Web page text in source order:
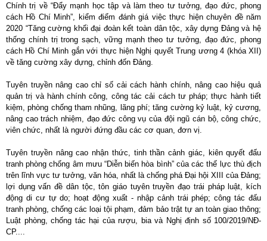
Chính trị về “Đẩy mạnh học tập và làm theo tư tưởng, đạo đức, phong
cách Hồ Chí Minh”, kiểm điểm đánh giá việc thực hiện chuyên đề năm
2020 “Tăng cường khối đại đoàn kết toàn dân tộc, xây dựng Đảng và hệ
thống chính trị trong sạch, vững mạnh theo tư tưởng, đạo đức, phong
cách Hồ Chí Minh gắn với thực hiện Nghị quyết Trung ương 4 (khóa XII)
về tăng cường xây dựng, chỉnh đốn Đảng.
Tuyên truyền nâng cao chỉ số cải cách hành chính, nâng cao hiệu quả
quản trị và hành chính công, công tác cải cách tư pháp; thực hành tiết
kiệm, phòng chống tham nhũng, lãng phí; tăng cường kỷ luật, kỷ cương,
nâng cao trách nhiệm, đạo đức công vụ của đội ngũ cán bộ, công chức,
viên chức, nhất là người đứng đầu các cơ quan, đơn vị.
Tuyên truyền nâng cao nhận thức, tinh thần cảnh giác, kiên quyết đấu
tranh phòng chống âm mưu “Diễn biến hòa bình” của các thế lực thù địch
trên lĩnh vực tư tưởng, văn hóa, nhất là chống phá Đại hội XIII của Đảng;
lợi dụng vấn đề dân tộc, tôn giáo tuyên truyền đạo trái pháp luật, kích
động di cư tự do; hoạt động xuất - nhập cảnh trái phép; công tác đấu
tranh phòng, chống các loại tội phạm, đảm bảo trật tự an toàn giao thông;
Luật phòng, chống tác hại của rượu, bia và Nghị định số 100/2019/NĐ-
CP....